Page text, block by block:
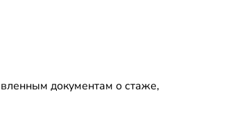
документам о стаже,